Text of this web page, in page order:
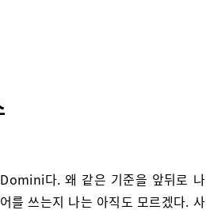
다. 왜 같은 기준을 앞뒤로 나
를 쓰는지 나는 아직도 모르겠다. 사